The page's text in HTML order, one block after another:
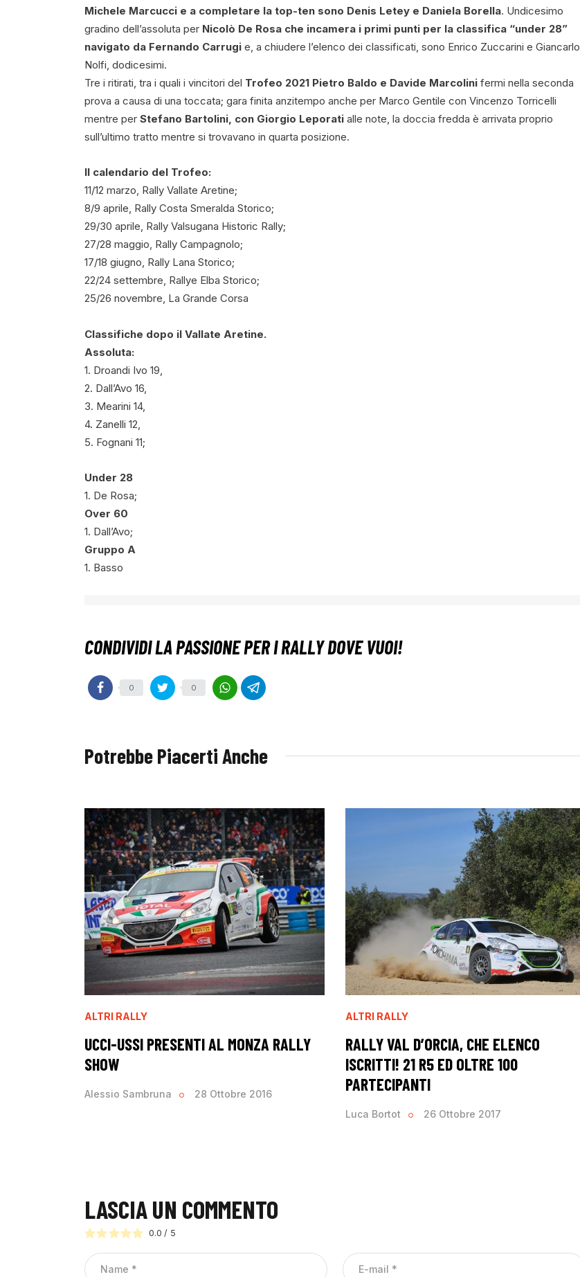
Michele Marcucci e a completare la top-ten sono Denis Letey e Daniela Borella. Undicesimo
gradino dell’assoluta per Nicolò De Rosa che incamera i primi punti per la classifica “under 28”
navigato da Fernando Carrugi e, a chiudere l’elenco dei classificati, sono Enrico Zuccarini e Giancarlo
Nolfi, dodicesimi.
Tre i ritirati, tra i quali i vincitori del Trofeo 2021 Pietro Baldo e Davide Marcolini fermi nella seconda
prova a causa di una toccata; gara finita anzitempo anche per Marco Gentile con Vincenzo Torricelli
mentre per Stefano Bartolini, con Giorgio Leporati alle note, la doccia fredda è arrivata proprio
sull’ultimo tratto mentre si trovavano in quarta posizione.
Il calendario del Trofeo:
11/12 marzo, Rally Vallate Aretine;
8/9 aprile, Rally Costa Smeralda Storico;
29/30 aprile, Rally Valsugana Historic Rally;
27/28 maggio, Rally Campagnolo;
17/18 giugno, Rally Lana Storico;
22/24 settembre, Rallye Elba Storico;
25/26 novembre, La Grande Corsa
Classifiche dopo il Vallate Aretine.
Assoluta:
1. Droandi Ivo 19,
2. Dall’Avo 16,
3. Mearini 14,
4. Zanelli 12,
5. Fognani 11;
Under 28
1. De Rosa;
Over 60
1. Dall’Avo;
Gruppo A
1. Basso
0 0
Potrebbe Piacerti Anche
ALTRI RALLY
UCCI-USSI PRESENTI AL MONZA RALLY
SHOW
Alessio Sambruna 28 Ottobre 2016
ALTRI RALLY
RALLY VAL D’ORCIA, CHE ELENCO
ISCRITTI! 21 R5 ED OLTRE 100
PARTECIPANTI
Luca Bortot 26 Ottobre 2017
LASCIA UN COMMENTO
0.0 / 5